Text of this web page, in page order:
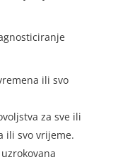
ili svo
za sve ili
ili svo vrijeme.